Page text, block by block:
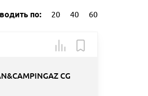
по: 20 40 60
CG